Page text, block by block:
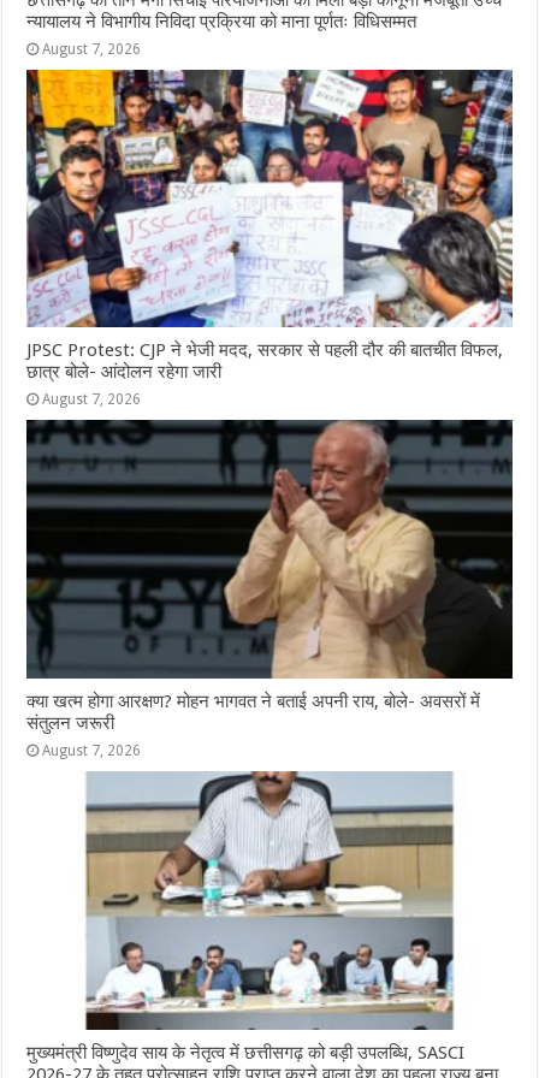
न्यायालय ने विभागीय निविदा प्रक्रिया को माना पूर्णतः विधिसम्मत
August 7, 2026
JPSC Protest: CJP ने भेजी मदद, सरकार से पहली दौर की बातचीत विफल,
छात्र बोले- आंदोलन रहेगा जारी
August 7, 2026
क्या खत्म होगा आरक्षण? मोहन भागवत ने बताई अपनी राय, बोले- अवसरों में
संतुलन जरूरी
August 7, 2026
मुख्यमंत्री विष्णुदेव साय के नेतृत्व में छत्तीसगढ़ को बड़ी उपलब्धि, SASCI